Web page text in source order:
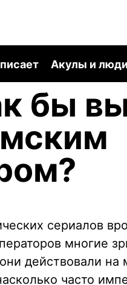
Акулы и люди
бы
сериалов
многие
действовали на
часто